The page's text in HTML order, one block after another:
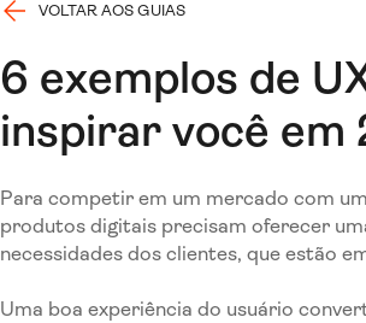
VOLTAR AOS GUIAS
6 exemplos de
inspirar você em
Para competir em um mercado com
produtos digitais precisam oferecer
necessidades dos clientes, que estão
Uma boa experiência do usuário